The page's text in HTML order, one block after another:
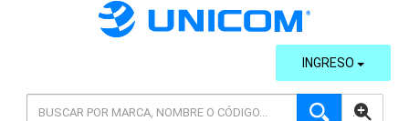
AVANZADA
INGRESO